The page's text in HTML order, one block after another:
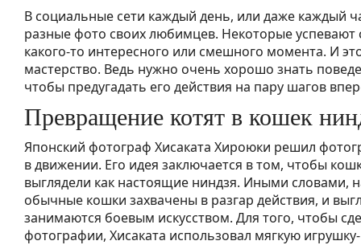
В социальные сети каждый день, или даже каждый
разные фото своих любимцев. Некоторые успевают
какого-то интересного или смешного момента. И
мастерство. Ведь нужно очень хорошо знать
чтобы предугадать его действия на пару шагов
Превращение котят в кошек
Японский фотограф Хисаката Хироюки решил
в движении. Его идея заключается в том, чтобы
выглядели как настоящие ниндзя. Иными словами,
обычные кошки захвачены в разгар действия, и
занимаются боевым искусством. Для того, чтобы
фотографии, Хисаката использовал мягкую